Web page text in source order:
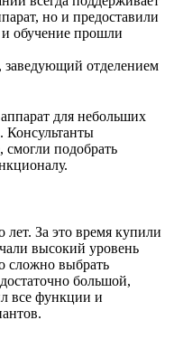
но и предоставили
обучение прошли
отделением
для небольших
Консультанты
подобрать
лет. За это время купили
высокий уровень
сложно выбрать
большой,
все функции и